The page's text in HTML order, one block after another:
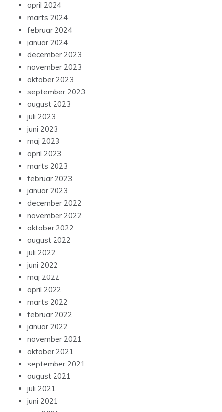
april 2024
marts 2024
februar 2024
januar 2024
december 2023
november 2023
oktober 2023
september 2023
august 2023
juli 2023
juni 2023
maj 2023
april 2023
marts 2023
februar 2023
januar 2023
december 2022
november 2022
oktober 2022
august 2022
juli 2022
juni 2022
maj 2022
april 2022
marts 2022
februar 2022
januar 2022
november 2021
oktober 2021
september 2021
august 2021
juli 2021
juni 2021